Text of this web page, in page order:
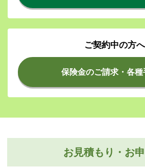
ご契約中の方へ
保険金のご請求・各種
お見積もり・お